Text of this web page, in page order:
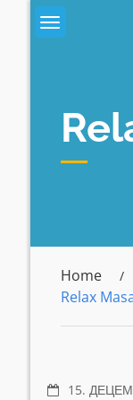
Skip
to
Home
Relax
15.